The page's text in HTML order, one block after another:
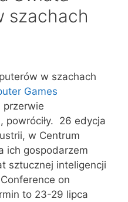
szachach
w szachach
Games
przerwie
powróciły. 26 edycja
w Centrum
ich gospodarzem
sztucznej inteligencji
on
to 23-29 lipca